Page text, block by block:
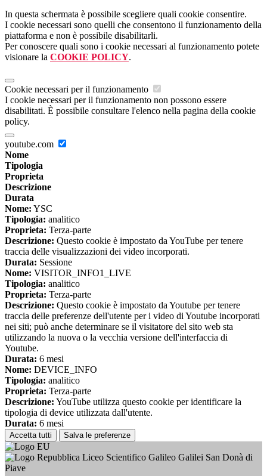
In questa schermata è possibile scegliere quali cookie consentire.
I cookie necessari sono quelli che consentono il funzionamento della
piattaforma e non è possibile disabilitarli.
Per conoscere quali sono i cookie necessari al funzionamento potete
visionare la COOKIE POLICY.
Cookie necessari per il funzionamento
I cookie necessari per il funzionamento non possono essere
disabilitati. È possibile consultare l'elenco nella pagina della cookie
policy.
youtube.com
Nome
Tipologia
Proprieta
Descrizione
Durata
Nome: YSC
Tipologia: analitico
Proprieta: Terza-parte
Descrizione: Questo cookie è impostato da YouTube per tenere
traccia delle visualizzazioni dei video incorporati.
Durata: Sessione
Nome: VISITOR_INFO1_LIVE
Tipologia: analitico
Proprieta: Terza-parte
Descrizione: Questo cookie è impostato da Youtube per tenere
traccia delle preferenze dell'utente per i video di Youtube incorporati
nei siti; può anche determinare se il visitatore del sito web sta
utilizzando la nuova o la vecchia versione dell'interfaccia di
Youtube.
Durata: 6 mesi
Nome: DEVICE_INFO
Tipologia: analitico
Proprieta: Terza-parte
Descrizione: YouTube utilizza questo cookie per identificare la
tipologia di device utilizzata dall'utente.
Durata: 6 mesi
Accetta tutti Salva le preferenze
Liceo Scientifico Galileo Galilei San Donà di
Piave